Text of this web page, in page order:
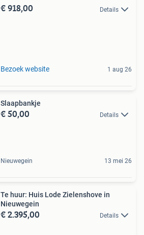
€ 918,00 Details
Bezoek website 1 aug 26
Slaapbankje
€ 50,00 Details
Nieuwegein 13 mei 26
Te huur: Huis Lode Zielenshove in
Nieuwegein
€ 2.395,00 Details